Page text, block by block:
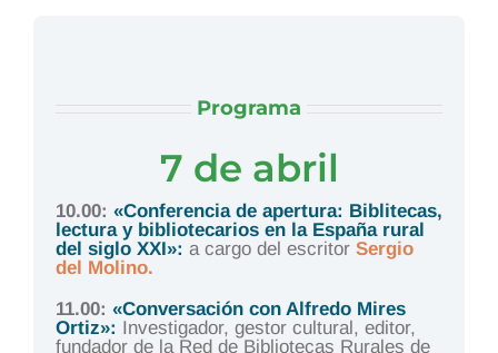
Programa
7 de abril
10.00: «Conferencia de apertura: Biblitecas,
lectura y bibliotecarios en la España rural
del siglo XXI»: a cargo del escritor Sergio
del Molino.
11.00: «Conversación con Alfredo Mires
Ortiz»: Investigador, gestor cultural, editor,
fundador de la Red de Bibliotecas Rurales de